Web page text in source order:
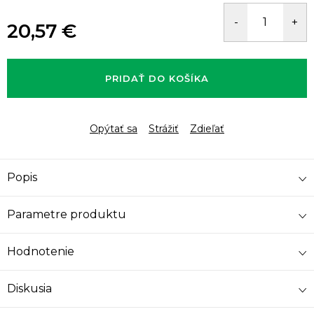
20,57 €
cena:
PRIDAŤ DO KOŠÍKA
Opýtať sa Strážiť Zdieľať
Popis
Parametre produktu
Hodnotenie
Diskusia